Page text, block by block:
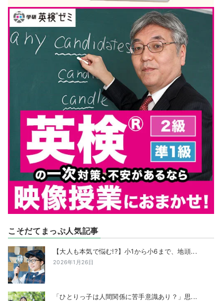
こそだてまっぷ人気記事
【大人も本気で悩む!?】小1から小6まで、地頭...
2026年1月26日
「ひとりっ子は人間関係に苦手意識あり？」思...